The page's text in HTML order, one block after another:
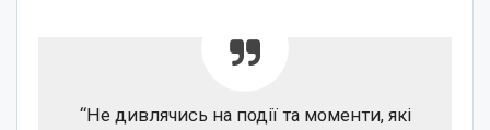
“Не дивлячись на події та моменти, які